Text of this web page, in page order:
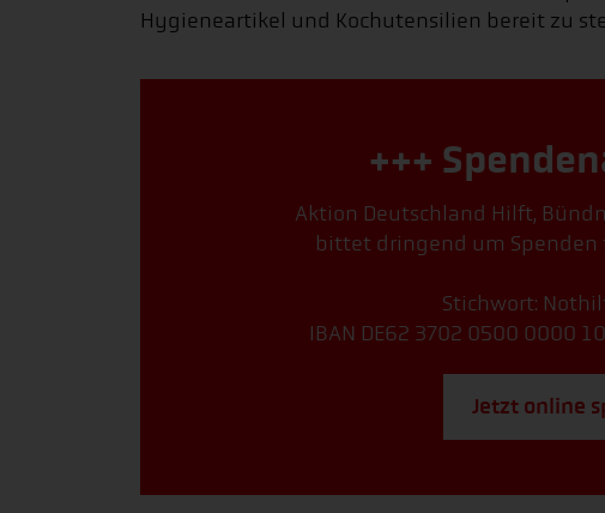
Hygieneartikel und Kochutensilien bereit zu
+++
Aktion Deutschland Hilft,
bittet dringend um
Stichwort:
IBAN DE62 3702 0500 0000
Jetzt online